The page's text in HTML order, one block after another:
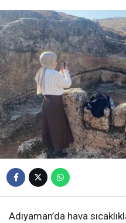
Adıyaman’da hava